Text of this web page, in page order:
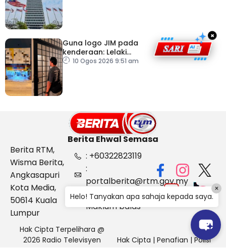
Guna logo JIM pada
kenderaan: Lelaki
Pakistan dicekup
10 Ogos 2026 9:51 am
×
Berita Ehwal Semasa
Berita RTM,
Wisma Berita,
Angkasapuri
Kota Media,
50614 Kuala
Lumpur
: +60322823119
:
portalberita@rtm.gov.my
: Aduan &
Maklum balas
Hak Cipta Terpelihara @
2026 Radio Televisyen
Hak Cipta | Penafian | Polisi
Helo! Tanyakan apa sahaja kepada saya.
×